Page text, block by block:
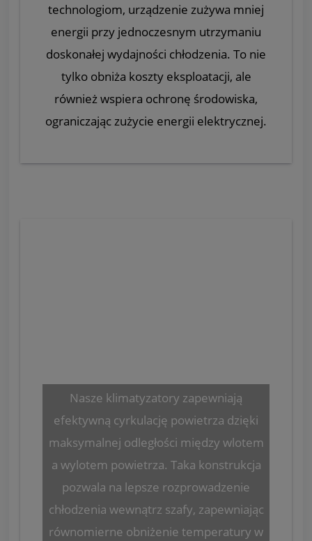
technologiom, urządzenie zużywa mniej
energii przy jednoczesnym utrzymaniu
doskonałej wydajności chłodzenia. To nie
tylko obniża koszty eksploatacji, ale
również wspiera ochronę środowiska,
ograniczając zużycie energii elektrycznej.
Nasze klimatyzatory zapewniają
efektywną cyrkulację powietrza dzięki
maksymalnej odległości między wlotem
a wylotem powietrza. Taka konstrukcja
pozwala na lepsze rozprowadzenie
chłodzenia wewnątrz szafy, zapewniając
równomierne obniżenie temperatury w